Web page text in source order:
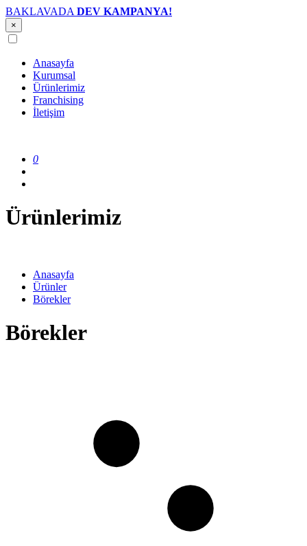
BAKLAVADA DEV KAMPANYA!
×
Anasayfa
Kurumsal
Ürünlerimiz
Franchising
İletişim
0
Ürünlerimiz
Anasayfa
Ürünler
Börekler
Börekler